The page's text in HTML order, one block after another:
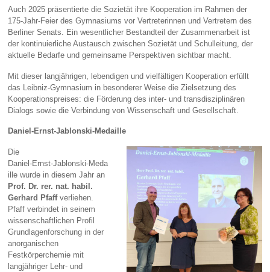
Auch 2025 präsentierte die Sozietät ihre Kooperation im Rahmen der
175‑Jahr‑Feier des Gymnasiums vor Vertreterinnen und Vertretern des
Berliner Senats. Ein wesentlicher Bestandteil der Zusammenarbeit ist
der kontinuierliche Austausch zwischen Sozietät und Schulleitung, der
aktuelle Bedarfe und gemeinsame Perspektiven sichtbar macht.
Mit dieser langjährigen, lebendigen und vielfältigen Kooperation erfüllt
das Leibniz‑Gymnasium in besonderer Weise die Zielsetzung des
Kooperationspreises: die Förderung des inter‑ und transdisziplinären
Dialogs sowie die Verbindung von Wissenschaft und Gesellschaft.
Daniel‑Ernst‑Jablonski‑Medaille
Die
Daniel‑Ernst‑Jablonski‑Meda
ille wurde in diesem Jahr an
Prof. Dr. rer. nat. habil.
Gerhard Pfaffverliehen.
Pfaff verbindet in seinem
wissenschaftlichen Profil
Grundlagenforschung in der
anorganischen
Festkörperchemie mit
langjähriger Lehr‑ und